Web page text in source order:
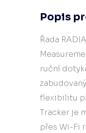
Popis
Řada
ruční
flexibilitu
Tracker je
přes Wi-Fi